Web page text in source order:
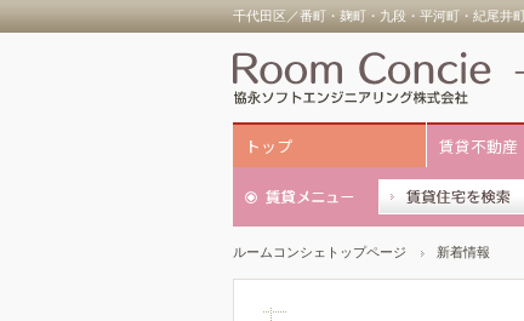
千代田区／番町・麹町・九段・平河町・紀尾
トップ 賃貸不動産
ルームコンシェトップページ 新着情報